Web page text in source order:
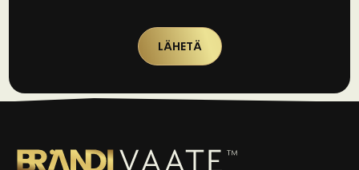
LÄHETÄ